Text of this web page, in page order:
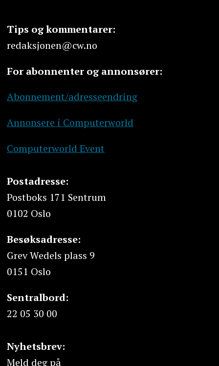
Tips og kommentarer:
redaksjonen@cw.no
For abonnenter og annonsører:
Abonnement/adresseendring
Annonsere i Computerworld
Computerworld Event
Postadresse:
Postboks 171 Sentrum
0102 Oslo
Besøksadresse:
Grev Wedels plass 9
0151 Oslo
Sentralbord:
22 05 30 00
Nyhetsbrev:
Meld deg på